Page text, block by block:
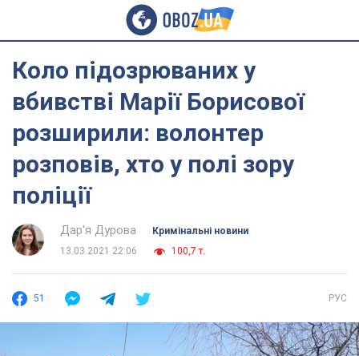
Коло підозрюваних у
вбивстві Марії Борисової
розширили: волонтер
розповів, хто у полі зору
поліції
Дар'я Дурова
Кримінальні новини
13.03.2021 22:06
100,7 т.
51 РУС